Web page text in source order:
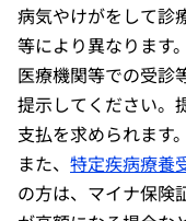
病気やけがをして診
等により異なります。
医療機関等での受診
提示してください。
支払を求められます。
また、 特定疾病療養
の方は、マイナ保険